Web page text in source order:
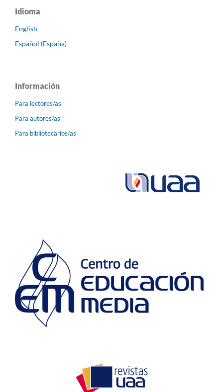
Idioma
English
Español (España)
Información
Para lectores/as
Para autores/as
Para bibliotecarios/as